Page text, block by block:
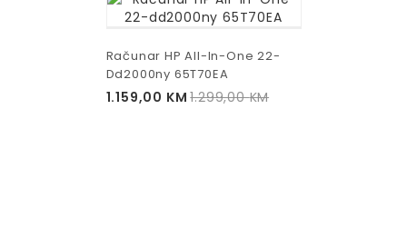
Računar HP All-In-One 22-
Dd2000ny 65T70EA
1.299,00KM
1.159,00 KM